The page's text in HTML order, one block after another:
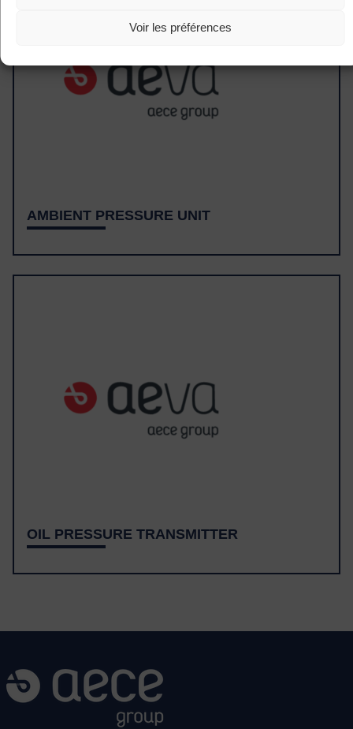
Voir les préférences
AMBIENT PRESSURE UNIT
OIL PRESSURE TRANSMITTER